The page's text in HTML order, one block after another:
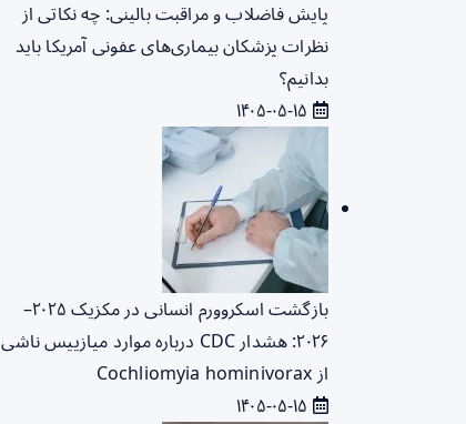
پایش فاضلاب و مراقبت بالینی: چه نکاتی از
نظرات پزشکان بیماری‌های عفونی آمریکا باید
بدانیم؟
بازگشت اسکروورم انسانی در مکزیک ۲۰۲۵–
۲۰۲۶: هشدار CDC درباره موارد میازییس ناشی
از Cochliomyia hominivorax